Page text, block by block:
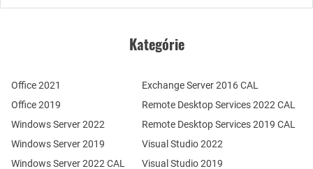
Kategórie
Office 2021
Office 2019
Windows Server 2022
Windows Server 2019
Windows Server 2022 CAL
Remote Desktop Services 2022 CAL
Remote Desktop Services 2019 CAL
Exchange Server 2016 CAL
Visual Studio 2022
Visual Studio 2019